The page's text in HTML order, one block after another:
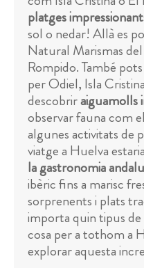
platges
sol o nedar! Allà es
Natural Marismas
Rompido. També pots
per Odiel, Isla
descobriraiguamolls
observar fauna com
algunes activitats de
viatge a Huelva
la gastronomia
ibèric fins a marisc
sorprenents i plats
importa quin tipus de
cosa per a tothom a
explorar aquesta